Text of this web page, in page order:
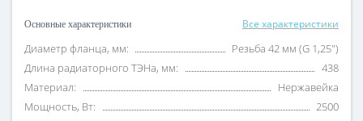
Основные характеристики Все характеристики
Диаметр фланца, мм:
Резьба 42 мм (G 1,25")
Длина радиаторного ТЭНа, мм:
438
Материал:
Нержавейка
Мощность, Вт:
2500